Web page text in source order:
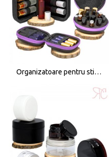
Organizatoare pentru sticlute